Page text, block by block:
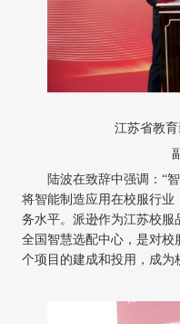
江苏省教
陆波在致辞中强调： “
将智能制造应用在校服行业
务水平。派逊作为江苏校服
全国智慧选配中心，是对
个项目的建成和投用，成为